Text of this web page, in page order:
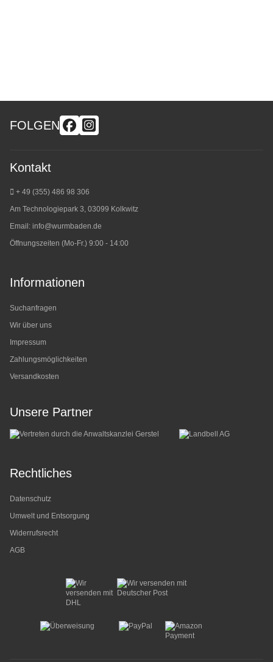
FOLGEN
Kontakt
+ 49 (355) 486 98 306
Am Technologiepark 3, 03099 Kolkwitz
Email: info@wurmbaden.de
Öffnungszeiten (Mo-Fr.) 9:00 - 14:00
Informationen
Suchanfragen
Wir über uns
Impressum
Zahlungsmöglichkeiten
Versandkosten
Unsere Partner
Rechtliches
Datenschutz
Umwelt und Entsorgung
Widerrufsrecht
AGB